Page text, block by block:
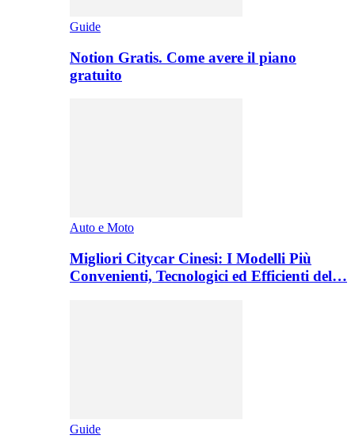
Guide
Notion Gratis. Come avere il piano
gratuito
Auto e Moto
Migliori Citycar Cinesi: I Modelli Più
Convenienti, Tecnologici ed Efficienti del…
Guide